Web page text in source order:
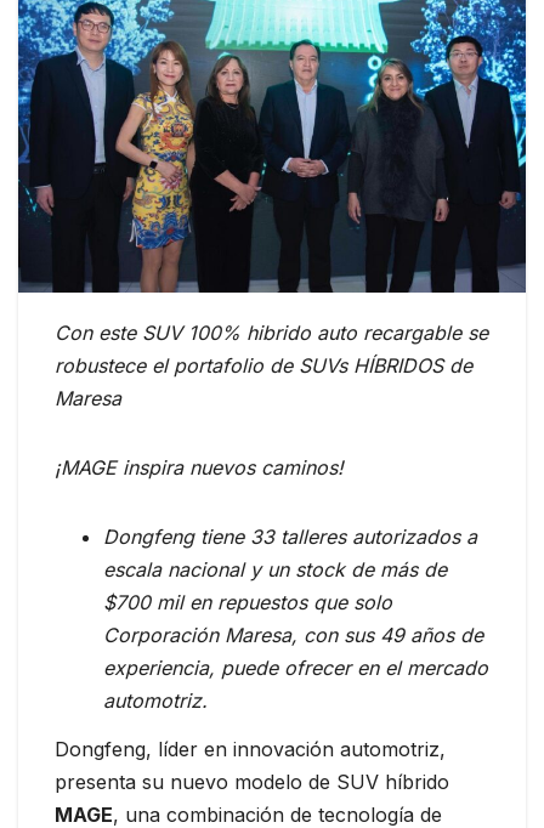
Con este SUV 100% hibrido auto recargable se
robustece el portafolio de SUVs HÍBRIDOS de
Maresa
¡MAGE inspira nuevos caminos!
Dongfeng tiene 33 talleres autorizados a
escala nacional y un stock de más de
$700 mil en repuestos que solo
Corporación Maresa, con sus 49 años de
experiencia, puede ofrecer en el mercado
automotriz.
Dongfeng, líder en innovación automotriz,
presenta su nuevo modelo de SUV híbrido
MAGE, una combinación de tecnología de